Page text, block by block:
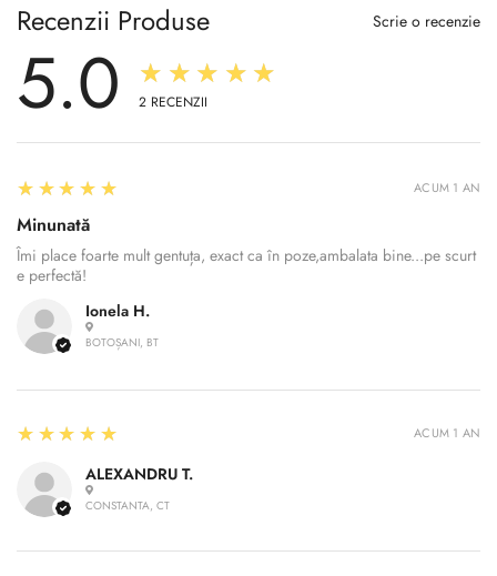
Recenzii Produse Scrie o recenzie
5.0 ★★★★★
2 RECENZII
Ionela H.
BOTOȘANI, BT
5
★★★★★
Minunată
Îmi place foarte mult gentuța, exact ca în poze,ambalata bine...pe scurt
e perfectă!
ACUM 1 AN
ALEXANDRU T.
CONSTANTA, CT
5
★★★★★ ACUM 1 AN
Confirm your age